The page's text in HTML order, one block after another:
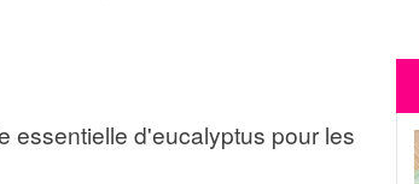
essentielle d'eucalyptus pour les